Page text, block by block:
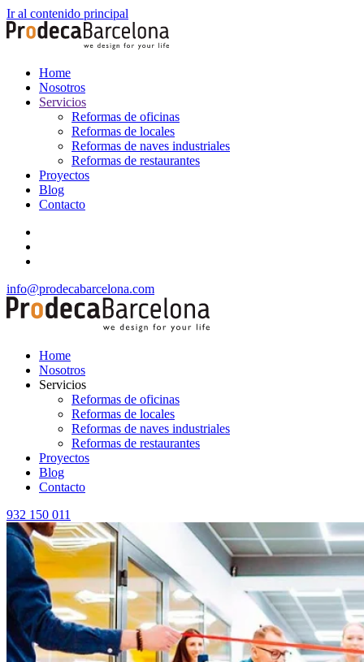
Ir al contenido principal
Home
Nosotros
Servicios
Reformas de oficinas
Reformas de locales
Reformas de naves industriales
Reformas de restaurantes
Proyectos
Blog
Contacto
info@prodecabarcelona.com
Home
Nosotros
Servicios
Reformas de oficinas
Reformas de locales
Reformas de naves industriales
Reformas de restaurantes
Proyectos
Blog
Contacto
932 150 011